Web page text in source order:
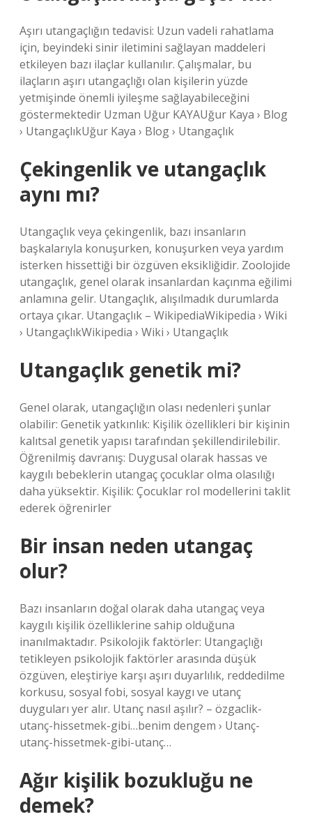
Aşırı utangaçlığın tedavisi: Uzun vadeli rahatlama
için, beyindeki sinir iletimini sağlayan maddeleri
etkileyen bazı ilaçlar kullanılır. Çalışmalar, bu
ilaçların aşırı utangaçlığı olan kişilerin yüzde
yetmişinde önemli iyileşme sağlayabileceğini
göstermektedir Uzman Uğur KAYAUğur Kaya › Blog
› UtangaçlıkUğur Kaya › Blog › Utangaçlık
Çekingenlik ve utangaçlık
aynı mı?
Utangaçlık veya çekingenlik, bazı insanların
başkalarıyla konuşurken, konuşurken veya yardım
isterken hissettiği bir özgüven eksikliğidir. Zoolojide
utangaçlık, genel olarak insanlardan kaçınma eğilimi
anlamına gelir. Utangaçlık, alışılmadık durumlarda
ortaya çıkar. Utangaçlık – WikipediaWikipedia › Wiki
› UtangaçlıkWikipedia › Wiki › Utangaçlık
Utangaçlık genetik mi?
Genel olarak, utangaçlığın olası nedenleri şunlar
olabilir: Genetik yatkınlık: Kişilik özellikleri bir kişinin
kalıtsal genetik yapısı tarafından şekillendirilebilir.
Öğrenilmiş davranış: Duygusal olarak hassas ve
kaygılı bebeklerin utangaç çocuklar olma olasılığı
daha yüksektir. Kişilik: Çocuklar rol modellerini taklit
ederek öğrenirler
Bir insan neden utangaç
olur?
Bazı insanların doğal olarak daha utangaç veya
kaygılı kişilik özelliklerine sahip olduğuna
inanılmaktadır. Psikolojik faktörler: Utangaçlığı
tetikleyen psikolojik faktörler arasında düşük
özgüven, eleştiriye karşı aşırı duyarlılık, reddedilme
korkusu, sosyal fobi, sosyal kaygı ve utanç
duyguları yer alır. Utanç nasıl aşılır? – özgaclik-
utanç-hissetmek-gibi…benim dengem › Utanç-
utanç-hissetmek-gibi-utanç…
Ağır kişilik bozukluğu ne
demek?